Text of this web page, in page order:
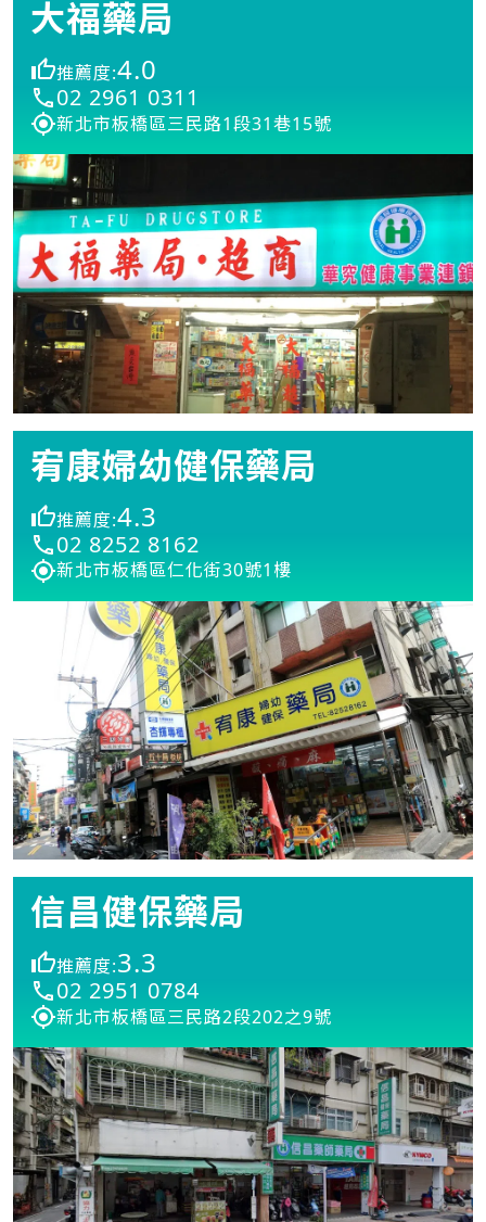
大福藥局
推薦度:4.0
02 2961 0311
新北市板橋區三民路1段31巷15號
宥康婦幼健保藥局
推薦度:4.3
02 8252 8162
新北市板橋區仁化街30號1樓
信昌健保藥局
推薦度:3.3
02 2951 0784
新北市板橋區三民路2段202之9號